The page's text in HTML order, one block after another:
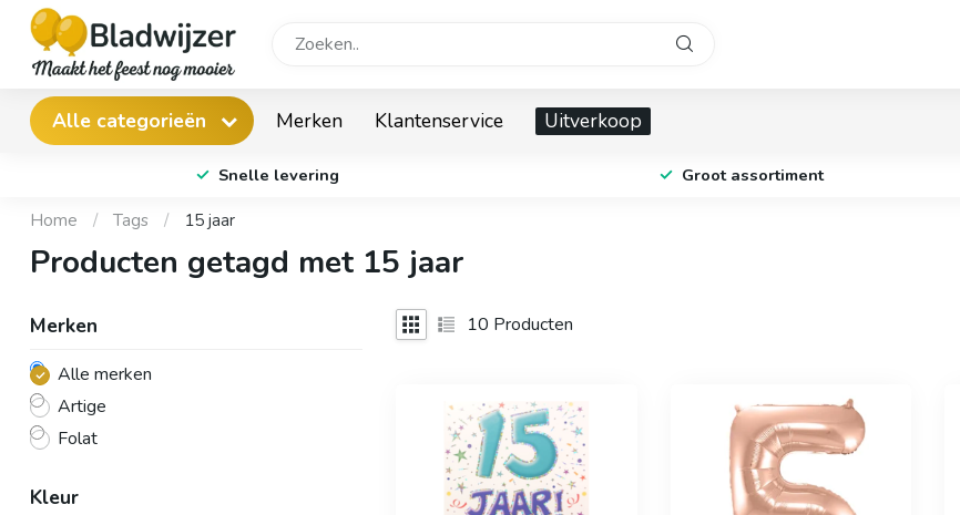
Alle categorieën Merken Klantenservice Uitverkoop
Snelle levering Groot assortiment
Home / Tags / 15 jaar
Producten getagd met 15 jaar
Merken
Alle merken
Artige
Folat
Kleur
10 Producten